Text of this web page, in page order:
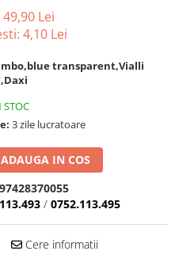
si
49,90 Lei
4,10 Lei
transparent,Vialli
STOC
3 zile lucratoare
ADAUGA IN COS
/ 0752.113.495
Cere informatii